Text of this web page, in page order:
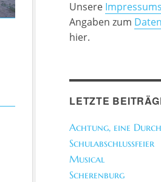
Unsere
Angaben zum
hier.
LETZTE
Achtung, eine
Schulabschlussfeier
Musical
Scherenburg